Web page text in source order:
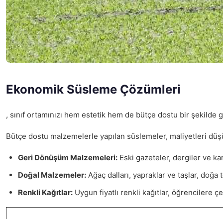
Ekonomik Süsleme Çözümleri
, sınıf ortamınızı hem estetik hem de bütçe dostu bir
Bütçe dostu malzemelerle yapılan süslemeler, maliyetleri
Geri Dönüşüm Malzemeleri: Eski gazeteler, dergiler ve
Doğal Malzemeler: Ağaç dalları, yapraklar ve taşlar,
Renkli Kağıtlar: Uygun fiyatlı renkli kağıtlar, öğrencilere